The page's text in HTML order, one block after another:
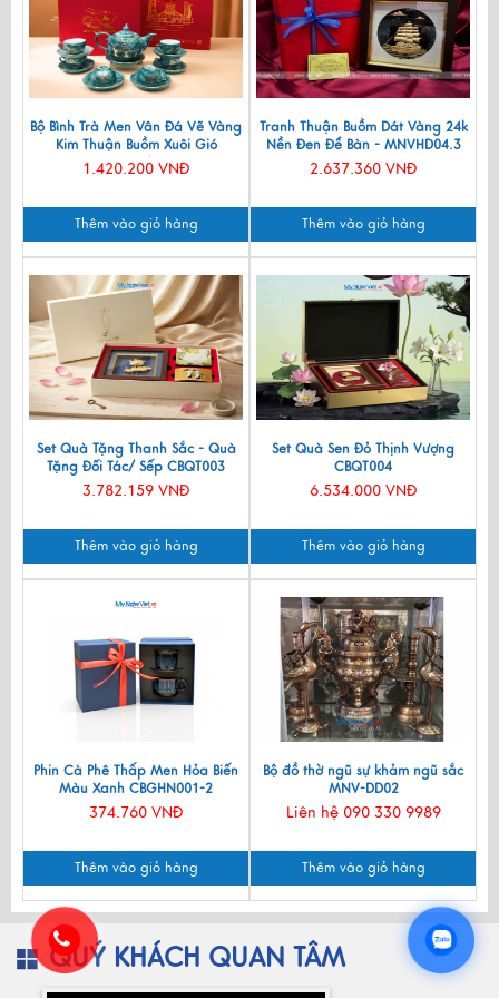
Bộ Bình Trà Men Vân Đá Vẽ Vàng
Kim Thuận Buồm Xuôi Gió
VBT12/14
1.420.200 VNĐ
Thêm vào giỏ hàng
Tranh Thuận Buồm Dát Vàng 24k
Nền Đen Để Bàn - MNVHD04.3
2.637.360 VNĐ
Thêm vào giỏ hàng
Set Quà Tặng Thanh Sắc - Quà
Tặng Đối Tác/ Sếp CBQT003
3.782.159 VNĐ
Thêm vào giỏ hàng
Set Quà Sen Đỏ Thịnh Vượng
CBQT004
6.534.000 VNĐ
Thêm vào giỏ hàng
Phin Cà Phê Thấp Men Hỏa Biến
Màu Xanh CBGHN001-2
374.760 VNĐ
Thêm vào giỏ hàng
Bộ đồ thờ ngũ sự khảm ngũ sắc
MNV-DD02
Liên hệ 090 330 9989
Thêm vào giỏ hàng
QUÝ KHÁCH QUAN TÂM